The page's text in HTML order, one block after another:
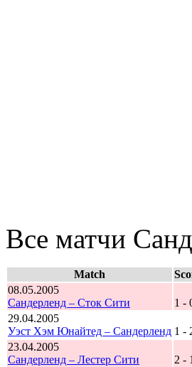
Все матчи
Match
08.05.2005
Сандерленд – Сток Сити
1 -
29.04.2005
Уэст Хэм Юнайтед – Сандерленд 1 -
23.04.2005
Сандерленд – Лестер Сити
2 - 1